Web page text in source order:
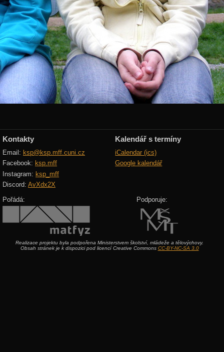
Kontakty
Email: ksp@ksp.mff.cuni.cz
Facebook: ksp.mff
Instagram: ksp_mff
Discord: AvXdx2X
Kalendář s termíny
iCalendar (ics)
Google kalendář
Pořádá: Podporuje:
Realizace projektu byla podpořena Ministerstvem školství, mládeže a tělovýchovy.
Obsah stránek je k dispozici pod licencí Creative Commons CC-BY-NC-SA 3.0